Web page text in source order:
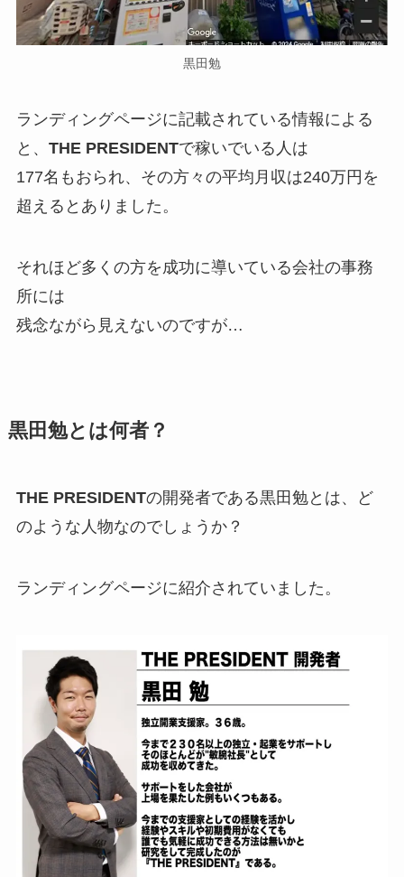
黒田勉
ランディングページに記載されている情報による
と、 THE PRESIDENTで稼いでいる人は
177名もおられ、その方々の平均月収は240万円を
超えるとありました。
それほど多くの方を成功に導いている会社の事務
所には
残念ながら見えないのですが…
黒田勉とは何者？
THE PRESIDENTの開発者である黒田勉とは、ど
のような人物なのでしょうか？
ランディングページに紹介されていました。